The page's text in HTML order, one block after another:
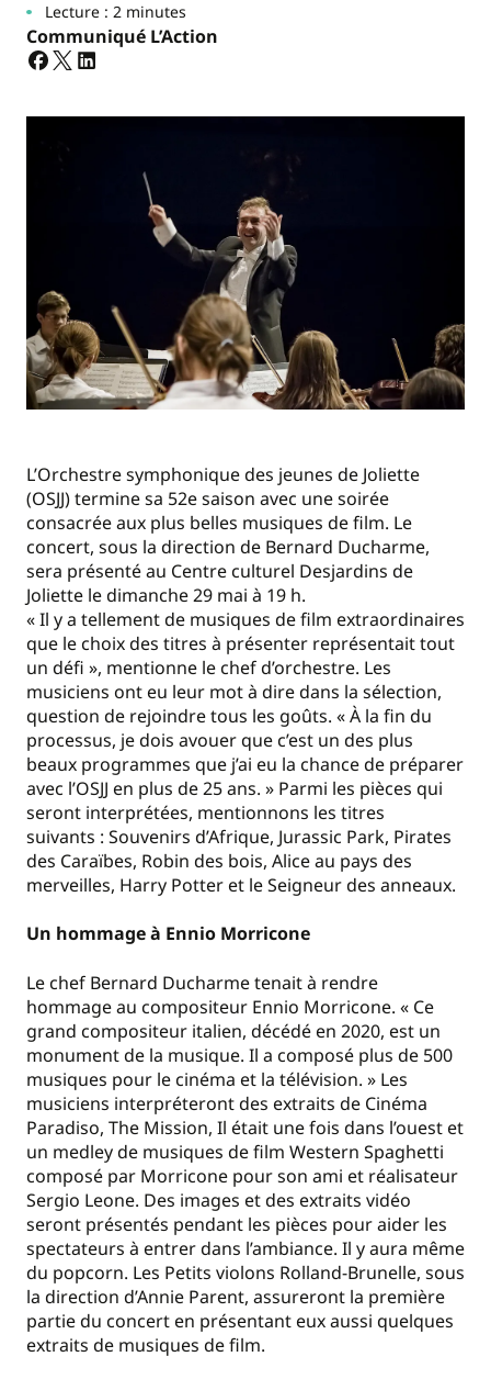
Lecture : 2 minutes
Communiqué L’Action
L’Orchestre symphonique des jeunes de Joliette
(OSJJ) termine sa 52e saison avec une soirée
consacrée aux plus belles musiques de film. Le
concert, sous la direction de Bernard Ducharme,
sera présenté au Centre culturel Desjardins de
Joliette le dimanche 29 mai à 19 h.
« Il y a tellement de musiques de film extraordinaires
que le choix des titres à présenter représentait tout
un défi », mentionne le chef d’orchestre. Les
musiciens ont eu leur mot à dire dans la sélection,
question de rejoindre tous les goûts. « À la fin du
processus, je dois avouer que c’est un des plus
beaux programmes que j’ai eu la chance de préparer
avec l’OSJJ en plus de 25 ans. » Parmi les pièces qui
seront interprétées, mentionnons les titres
suivants : Souvenirs d’Afrique, Jurassic Park, Pirates
des Caraïbes, Robin des bois, Alice au pays des
merveilles, Harry Potter et le Seigneur des anneaux.
Un hommage à Ennio Morricone
Le chef Bernard Ducharme tenait à rendre
hommage au compositeur Ennio Morricone. « Ce
grand compositeur italien, décédé en 2020, est un
monument de la musique. Il a composé plus de 500
musiques pour le cinéma et la télévision. » Les
musiciens interpréteront des extraits de Cinéma
Paradiso, The Mission, Il était une fois dans l’ouest et
un medley de musiques de film Western Spaghetti
composé par Morricone pour son ami et réalisateur
Sergio Leone. Des images et des extraits vidéo
seront présentés pendant les pièces pour aider les
spectateurs à entrer dans l’ambiance. Il y aura même
du popcorn. Les Petits violons Rolland-Brunelle, sous
la direction d’Annie Parent, assureront la première
partie du concert en présentant eux aussi quelques
extraits de musiques de film.